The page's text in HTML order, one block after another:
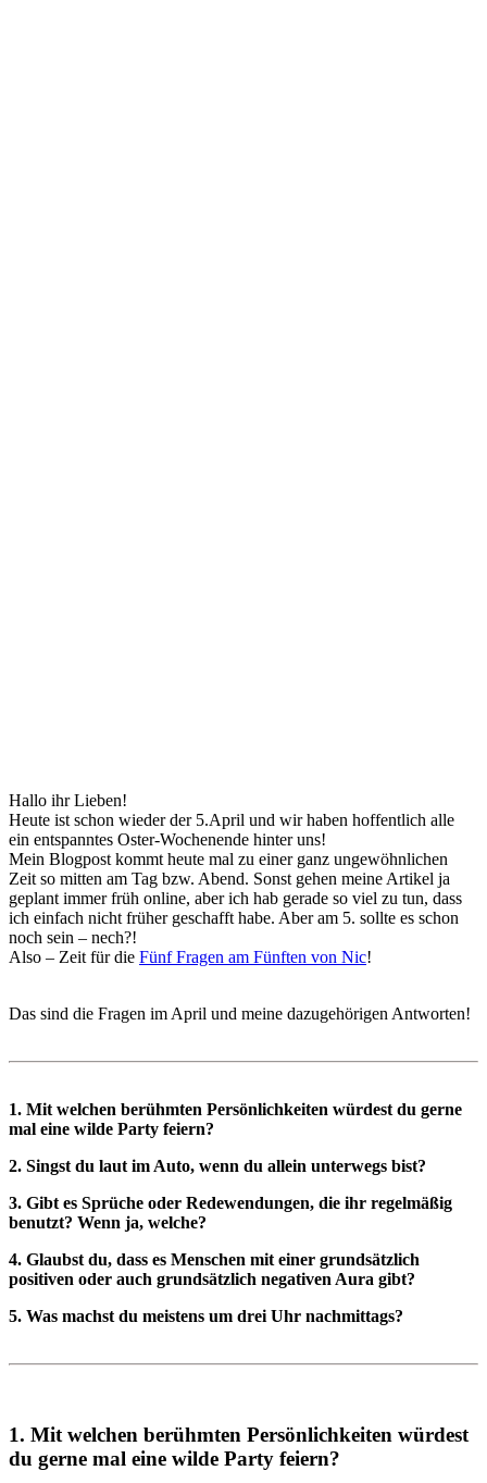
Hallo ihr Lieben!
Heute ist schon wieder der 5.April und wir haben hoffentlich alle
ein entspanntes Oster-Wochenende hinter uns!
Mein Blogpost kommt heute mal zu einer ganz ungewöhnlichen
Zeit so mitten am Tag bzw. Abend. Sonst gehen meine Artikel ja
geplant immer früh online, aber ich hab gerade so viel zu tun, dass
ich einfach nicht früher geschafft habe. Aber am 5. sollte es schon
noch sein – nech?!
Also – Zeit für die Fünf Fragen am Fünften von Nic!
Das sind die Fragen im April und meine dazugehörigen Antworten!
1. Mit welchen berühmten Persönlichkeiten würdest du gerne
mal eine wilde Party feiern?
2. Singst du laut im Auto, wenn du allein unterwegs bist?
3. Gibt es Sprüche oder Redewendungen, die ihr regelmäßig
benutzt? Wenn ja, welche?
4. Glaubst du, dass es Menschen mit einer grundsätzlich
positiven oder auch grundsätzlich negativen Aura gibt?
5. Was machst du meistens um drei Uhr nachmittags?
1. Mit welchen berühmten Persönlichkeiten würdest
du gerne mal eine wilde Party feiern?